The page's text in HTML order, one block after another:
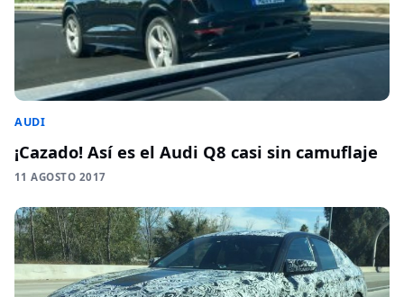
AUDI
¡Cazado! Así es el Audi Q8 casi sin camuflaje
11 AGOSTO 2017